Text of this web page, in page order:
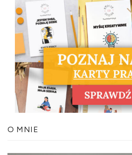
O MNIE